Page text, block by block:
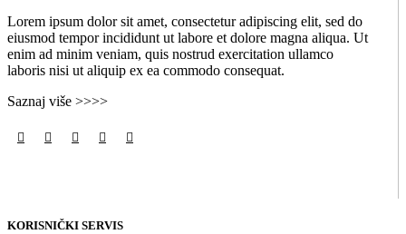
Lorem ipsum dolor sit amet, consectetur adipiscing elit, sed do
eiusmod tempor incididunt ut labore et dolore magna aliqua. Ut
enim ad minim veniam, quis nostrud exercitation ullamco
laboris nisi ut aliquip ex ea commodo consequat.
Saznaj više >>>>
KORISNIČKI SERVIS